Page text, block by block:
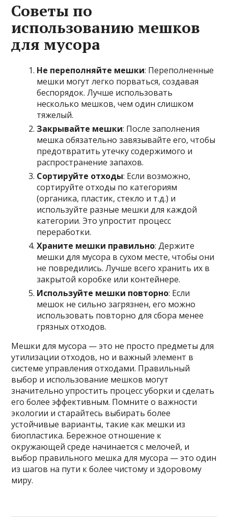
Советы по
использованию мешков
для мусора
Не переполняйте мешки: Переполненные
мешки могут легко порваться, создавая
беспорядок. Лучше использовать
несколько мешков, чем один слишком
тяжелый.
Закрывайте мешки: После заполнения
мешка обязательно завязывайте его, чтобы
предотвратить утечку содержимого и
распространение запахов.
Сортируйте отходы: Если возможно,
сортируйте отходы по категориям
(органика, пластик, стекло и т.д.) и
используйте разные мешки для каждой
категории. Это упростит процесс
переработки.
Храните мешки правильно: Держите
мешки для мусора в сухом месте, чтобы они
не повредились. Лучше всего хранить их в
закрытой коробке или контейнере.
Используйте мешки повторно: Если
мешок не сильно загрязнен, его можно
использовать повторно для сбора менее
грязных отходов.
Мешки для мусора — это не просто предметы для
утилизации отходов, но и важный элемент в
системе управления отходами. Правильный
выбор и использование мешков могут
значительно упростить процесс уборки и сделать
его более эффективным. Помните о важности
экологии и старайтесь выбирать более
устойчивые варианты, такие как мешки из
биопластика. Бережное отношение к
окружающей среде начинается с мелочей, и
выбор правильного мешка для мусора — это один
из шагов на пути к более чистому и здоровому
миру.